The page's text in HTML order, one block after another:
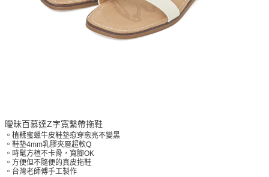
曖昧百慕達Z字寬繫帶拖鞋
。植鞣蜜蠟牛皮鞋墊愈穿愈亮不變黑
。鞋墊4mm乳膠夾層超軟Q
。時髦方楦不卡骨，寬腳OK
。方便但不隨便的真皮拖鞋
。台灣老師傅手工製作